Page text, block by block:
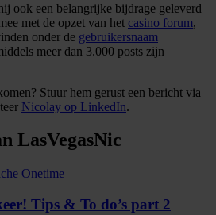
ook een belangrijke bijdrage geleverd
met de opzet van het casino forum,
onder de gebruikersnaam
meer dan 3.000 posts zijn
Stuur hem gerust een bericht via
Nicolay op LinkedIn.
LasVegasNic
Tips & To do’s part 2